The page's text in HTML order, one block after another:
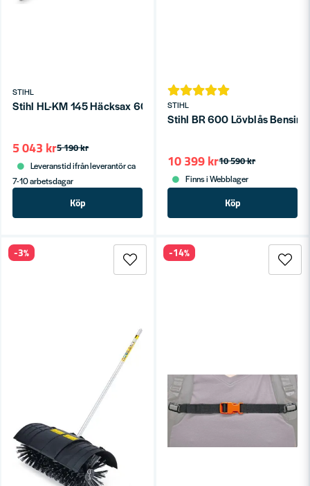
STIHL
Stihl HL-KM 145 Häcksax 60cm för Kombimaskiner KM/KMA
5 190 kr
5 043 kr
Leveranstid ifrån leverantör ca
7-10 arbetsdagar
Köp
STIHL
Stihl BR 600 Lövblås
10 590 kr
10 399 kr
Finns i Webblager
Köp
-3% -14%